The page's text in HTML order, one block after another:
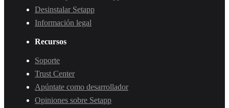
Desinstalar Setapp
Información legal
Recursos
Soporte
Trust Center
Apúntate como desarrollador
Opiniones sobre Setapp